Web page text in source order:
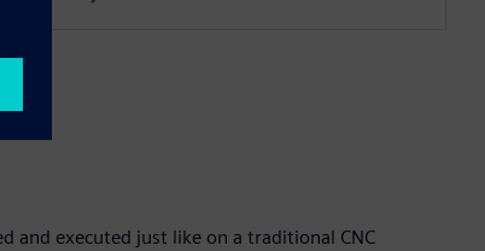
and executed just like on a traditional CNC